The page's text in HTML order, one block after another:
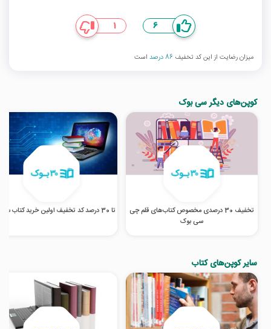
6
1
میزان رضایت از این کد تخفیف 86 درصد است
کوپن‌های دیگر سی بوک
تخفیف 30 درصدی مخصوص کتاب‌های قلم چی
سی بوک
تا 30 درصد کد تخفیف اولین خرید کتاب سی بوک
سایر کوپن‌های کتاب